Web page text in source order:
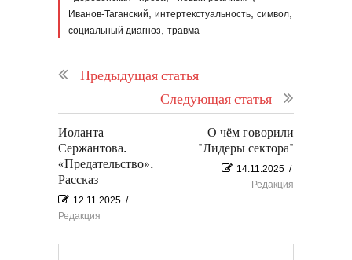
Иванов-Таганский интертекстуальность символ
социальный диагноз травма
Предыдущая статья
Следующая статья
Иоланта
Сержантова.
«Предательство».
Рассказ
12.11.2025 /
Редакция
О чём говорили
"Лидеры сектора"
14.11.2025 /
Редакция